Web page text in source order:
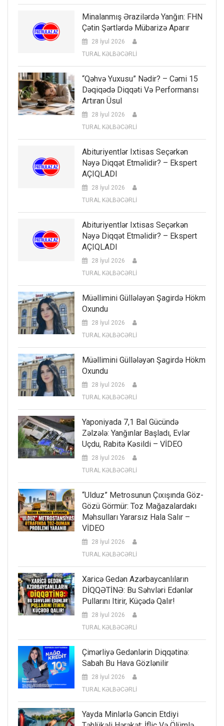
Minalanmış Ərazilərdə Yanğın: FHN
Çətin Şərtlərdə Mübarizə Aparır
28 İyul 2026
TURAL KƏLBƏCƏRLİ
“Qəhvə Yuxusu” Nədir? – Cəmi 15
Dəqiqədə Diqqəti Və Performansı
Artıran Üsul
28 İyul 2026
TURAL KƏLBƏCƏRLİ
Abituriyentlər Ixtisas Seçərkən
Nəyə Diqqət Etməlidir? – Ekspert
AÇIQLADI
28 İyul 2026
TURAL KƏLBƏCƏRLİ
Abituriyentlər Ixtisas Seçərkən
Nəyə Diqqət Etməlidir? – Ekspert
AÇIQLADI
28 İyul 2026
TURAL KƏLBƏCƏRLİ
Müəllimini Güllələyən Şagirdə Hökm
Oxundu
28 İyul 2026
TURAL KƏLBƏCƏRLİ
Müəllimini Güllələyən Şagirdə Hökm
Oxundu
28 İyul 2026
TURAL KƏLBƏCƏRLİ
Yaponiyada 7,1 Bal Gücündə
Zəlzələ: Yanğınlar Başladı, Evlər
Uçdu, Rabitə Kəsildi – VİDEO
28 İyul 2026
TURAL KƏLBƏCƏRLİ
“Ulduz” Metrosunun Çıxışında Göz-
Gözü Görmür: Toz Mağazalardakı
Məhsulları Yararsız Hala Salır –
VİDEO
28 İyul 2026
TURAL KƏLBƏCƏRLİ
Xaricə Gedən Azərbaycanlıların
DİQQƏTİNƏ: Bu Səhvləri Edənlər
Pullarını Itirir, Küçədə Qalır!
28 İyul 2026
TURAL KƏLBƏCƏRLİ
Çimərliyə Gedənlərin Diqqətinə:
Sabah Bu Hava Gözlənilir
28 İyul 2026
TURAL KƏLBƏCƏRLİ
Yayda Minlərlə Gəncin Etdiyi